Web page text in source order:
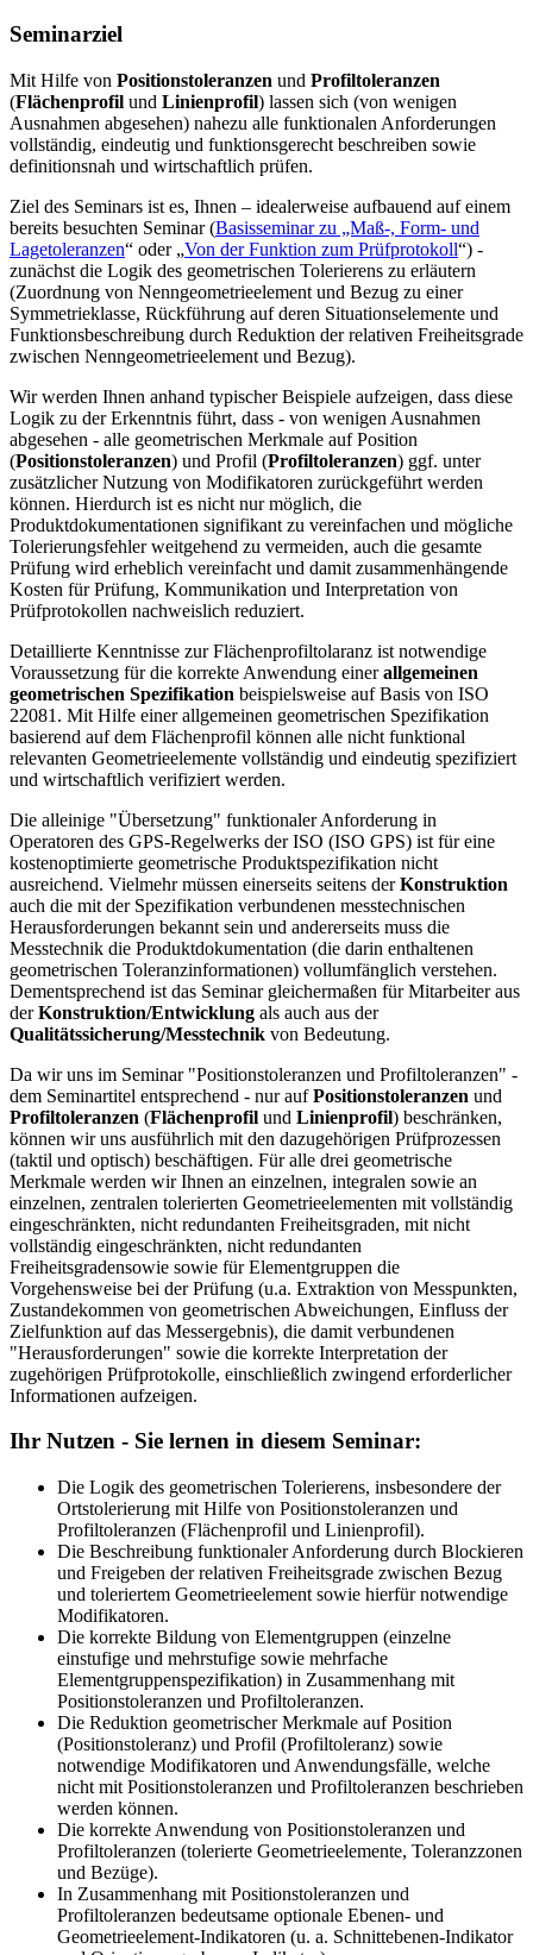
Seminarziel
Mit Hilfe von Positionstoleranzen und Profiltoleranzen
(Flächenprofil und Linienprofil) lassen sich (von wenigen
Ausnahmen abgesehen) nahezu alle funktionalen Anforderungen
vollständig, eindeutig und funktionsgerecht beschreiben sowie
definitionsnah und wirtschaftlich prüfen.
Ziel des Seminars ist es, Ihnen – idealerweise aufbauend auf einem
bereits besuchten Seminar (Basisseminar zu „Maß-, Form- und
Lagetoleranzen“ oder „Von der Funktion zum Prüfprotokoll“) -
zunächst die Logik des geometrischen Tolerierens zu erläutern
(Zuordnung von Nenngeometrieelement und Bezug zu einer
Symmetrieklasse, Rückführung auf deren Situationselemente und
Funktionsbeschreibung durch Reduktion der relativen Freiheitsgrade
zwischen Nenngeometrieelement und Bezug).
Wir werden Ihnen anhand typischer Beispiele aufzeigen, dass diese
Logik zu der Erkenntnis führt, dass - von wenigen Ausnahmen
abgesehen - alle geometrischen Merkmale auf Position
(Positionstoleranzen) und Profil (Profiltoleranzen) ggf. unter
zusätzlicher Nutzung von Modifikatoren zurückgeführt werden
können. Hierdurch ist es nicht nur möglich, die
Produktdokumentationen signifikant zu vereinfachen und mögliche
Tolerierungsfehler weitgehend zu vermeiden, auch die gesamte
Prüfung wird erheblich vereinfacht und damit zusammenhängende
Kosten für Prüfung, Kommunikation und Interpretation von
Prüfprotokollen nachweislich reduziert.
Detaillierte Kenntnisse zur Flächenprofiltolaranz ist notwendige
Voraussetzung für die korrekte Anwendung einerallgemeinen
geometrischen Spezifikation beispielsweise auf Basis von ISO
22081. Mit Hilfe einer allgemeinen geometrischen Spezifikation
basierend auf dem Flächenprofil können alle nicht funktional
relevanten Geometrieelemente vollständig und eindeutig spezifiziert
und wirtschaftlich verifiziert werden.
Die alleinige "Übersetzung" funktionaler Anforderung in
Operatoren des GPS-Regelwerks der ISO (ISO GPS) ist für eine
kostenoptimierte geometrische Produktspezifikation nicht
ausreichend. Vielmehr müssen einerseits seitens derKonstruktion
auch die mit der Spezifikation verbundenen messtechnischen
Herausforderungen bekannt sein und andererseits muss die
Messtechnik die Produktdokumentation (die darin enthaltenen
geometrischen Toleranzinformationen) vollumfänglich verstehen.
Dementsprechend ist das Seminar gleichermaßen für Mitarbeiter aus
derKonstruktion/Entwicklung als auch aus der
Qualitätssicherung/Messtechnik von Bedeutung.
Da wir uns im Seminar "Positionstoleranzen und Profiltoleranzen" -
dem Seminartitel entsprechend - nur aufPositionstoleranzen und
Profiltoleranzen (Flächenprofil und Linienprofil) beschränken,
können wir uns ausführlich mit den dazugehörigen Prüfprozessen
(taktil und optisch) beschäftigen. Für alle drei geometrische
Merkmale werden wir Ihnen an einzelnen, integralen sowie an
einzelnen, zentralen tolerierten Geometrieelementen mit vollständig
eingeschränkten, nicht redundanten Freiheitsgraden, mit nicht
vollständig eingeschränkten, nicht redundanten
Freiheitsgradensowie sowie für Elementgruppen die
Vorgehensweise bei der Prüfung (u.a. Extraktion von Messpunkten,
Zustandekommen von geometrischen Abweichungen, Einfluss der
Zielfunktion auf das Messergebnis), die damit verbundenen
"Herausforderungen" sowie die korrekte Interpretation der
zugehörigen Prüfprotokolle, einschließlich zwingend erforderlicher
Informationen aufzeigen.
Ihr Nutzen - Sie lernen in diesem Seminar:
Die Logik des geometrischen Tolerierens, insbesondere der
Ortstolerierung mit Hilfe von Positionstoleranzen und
Profiltoleranzen (Flächenprofil und Linienprofil).
Die Beschreibung funktionaler Anforderung durch Blockieren
und Freigeben der relativen Freiheitsgrade zwischen Bezug
und toleriertem Geometrieelement sowie hierfür notwendige
Modifikatoren.
Die korrekte Bildung von Elementgruppen (einzelne
einstufige und mehrstufige sowie mehrfache
Elementgruppenspezifikation) in Zusammenhang mit
Positionstoleranzen und Profiltoleranzen.
Die Reduktion geometrischer Merkmale auf Position
(Positionstoleranz) und Profil (Profiltoleranz) sowie
notwendige Modifikatoren und Anwendungsfälle, welche
nicht mit Positionstoleranzen und Profiltoleranzen beschrieben
werden können.
Die korrekte Anwendung von Positionstoleranzen und
Profiltoleranzen (tolerierte Geometrieelemente, Toleranzzonen
und Bezüge).
In Zusammenhang mit Positionstoleranzen und
Profiltoleranzen bedeutsame optionale Ebenen- und
Geometrieelement-Indikatoren (u. a. Schnittebenen-Indikator